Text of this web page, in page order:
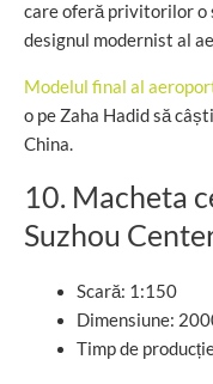
care oferă privitorilor o
designul modernist al
Modelul final al
o pe Zaha Hadid să
China.
10. Macheta
Suzhou
Scară: 1:150
Dimensiune:
Timp de